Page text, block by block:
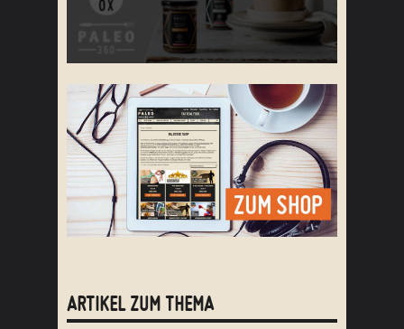
ARTIKEL ZUM THEMA